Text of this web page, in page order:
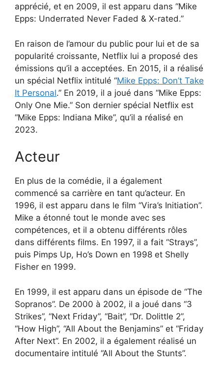
apprécié, et en 2009, il est apparu dans “Mike
Epps: Underrated Never Faded & X-rated.”
En raison de l’amour du public pour lui et de sa
popularité croissante, Netflix lui a proposé des
émissions qu’il a acceptées. En 2015, il a réalisé
un spécial Netflix intitulé “Mike Epps: Don’t Take
It Personal.” En 2019, il a joué dans “Mike Epps:
Only One Mie.” Son dernier spécial Netflix est
“Mike Epps: Indiana Mike”, qu’il a réalisé en
2023.
Acteur
En plus de la comédie, il a également
commencé sa carrière en tant qu’acteur. En
1996, il est apparu dans le film “Vira’s Initiation”.
Mike a étonné tout le monde avec ses
compétences, et il a obtenu différents rôles
dans différents films. En 1997, il a fait “Strays”,
puis Pimps Up, Ho’s Down en 1998 et Shelly
Fisher en 1999.
En 1999, il est apparu dans un épisode de “The
Sopranos”. De 2000 à 2002, il a joué dans “3
Strikes”, “Next Friday”, “Bait”, “Dr. Dolittle 2”,
“How High”, “All About the Benjamins” et “Friday
After Next”. En 2002, il a également réalisé un
documentaire intitulé “All About the Stunts”.